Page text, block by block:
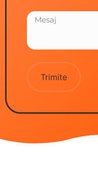
Trimite